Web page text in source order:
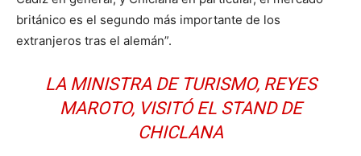
británico es el segundo más importante de los
extranjeros tras el alemán”.
LA MINISTRA DE TURISMO, REYES
MAROTO, VISITÓ EL STAND DE
CHICLANA